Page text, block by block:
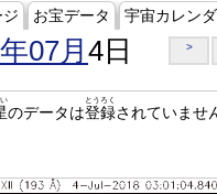
お宝データ 宇宙カレン
07月 4日 >
のデータは登録
とうろく
されていませ